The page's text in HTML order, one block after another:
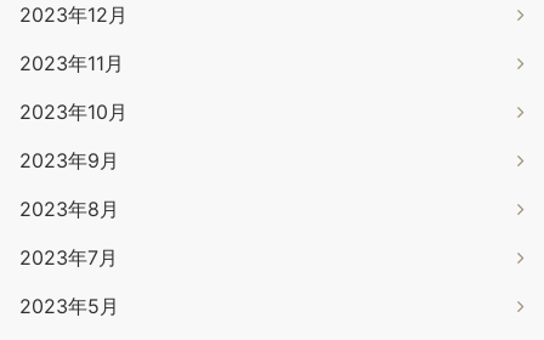
2023年12月
2023年11月
2023年10月
2023年9月
2023年8月
2023年7月
2023年5月